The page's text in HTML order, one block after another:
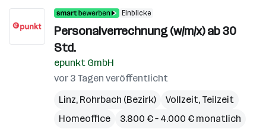
Einblicke
Personalverrechnung (w/m/x) ab 30
Std.
epunkt GmbH
vor 3 Tagen veröffentlicht
Linz, Rohrbach (Bezirk)
Vollzeit, Teilzeit
Homeoffice
3.800 € – 4.000 € monatlich